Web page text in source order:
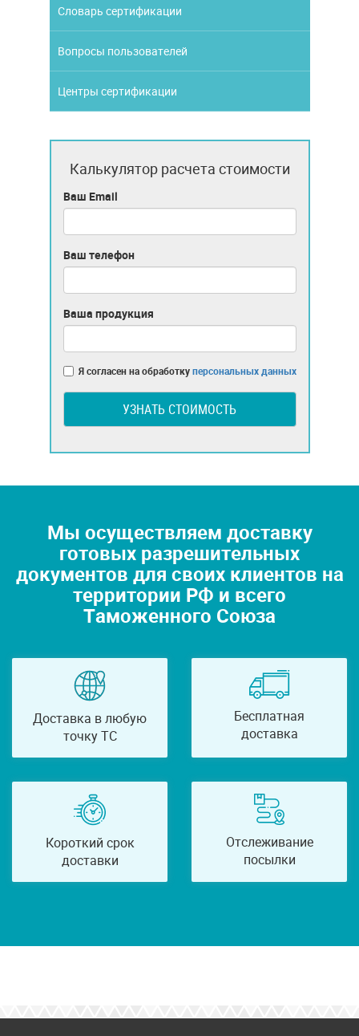
Словарь сертификации
Вопросы пользователей
Центры сертификации
Калькулятор расчета стоимости
Ваш Email
Ваш телефон
Ваша продукция
Я согласен на обработкуперсональных данных
УЗНАТЬ СТОИМОСТЬ
Мы осуществляем доставку
готовых разрешительных
документов для своих клиентов на
территории РФ и всего
Таможенного Союза
Доставка в любую
точку ТС
Бесплатная
доставка
Короткий срок
доставки
Отслеживание
посылки